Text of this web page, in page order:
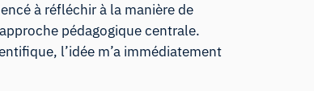
à réfléchir à la manière de
pédagogique centrale.
l’idée m’a immédiatement